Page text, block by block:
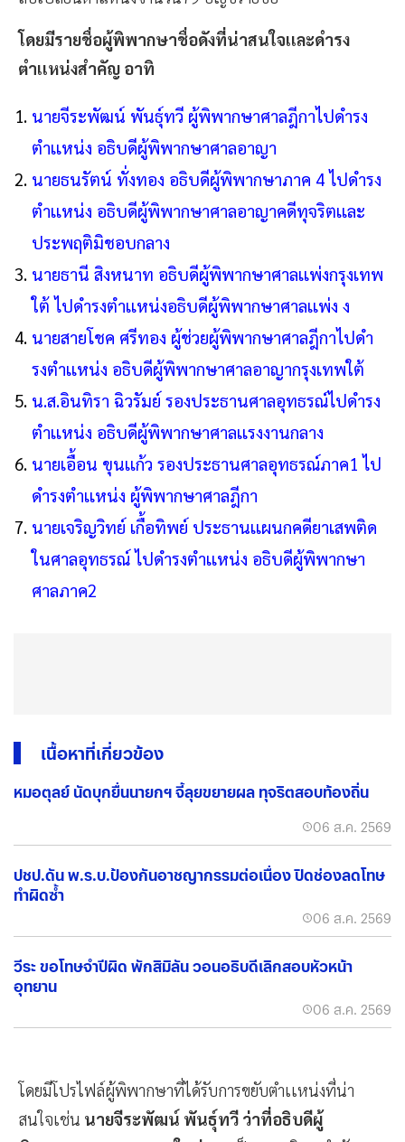
โดยมีรายชื่อผู้พิพากษาชื่อดังที่น่าสนใจเเละดำรง
ตำเเหน่งสำคัญ อาทิ
นายจีระพัฒน์ พันธุ์ทวี ผู้พิพากษาศาลฎีกาไปดำรง
ตำเเหน่ง อธิบดีผู้พิพากษาศาลอาญา
นายธนรัตน์ ทั่งทอง อธิบดีผู้พิพากษาภาค 4 ไปดำรง
ตำเเหน่ง อธิบดีผู้พิพากษาศาลอาญาคดีทุจริตเเละ
ประพฤติมิชอบกลาง
นายธานี สิงหนาท อธิบดีผู้พิพากษาศาลเเพ่งกรุงเทพ
ใต้ ไปดำรงตำเเหน่งอธิบดีผู้พิพากษาศาลเเพ่ง ง
นายสายโชค ศรีทอง ผู้ช่วยผู้พิพากษาศาลฎีกาไปดำ
รงตำเเหน่ง อธิบดีผู้พิพากษาศาลอาญากรุงเทพใต้
น.ส.อินทิรา ฉิวรัมย์ รองประธานศาลอุทธรณ์ไปดำรง
ตำเเหน่ง อธิบดีผู้พิพากษาศาลเเรงงานกลาง
นายเอื้อน ขุนเเก้ว รองประธานศาลอุทธรณ์ภาค1 ไป
ดำรงตำเเหน่ง ผู้พิพากษาศาลฎีกา
นายเจริญวิทย์ เกื้อทิพย์ ประธานเเผนกคดียาเสพติด
ในศาลอุทธรณ์ ไปดำรงตำเเหน่ง อธิบดีผู้พิพากษา
ศาลภาค2
เนื้อหาที่เกี่ยวข้อง
หมอตุลย์ นัดบุกยื่นนายกฯ จี้ลุยขยายผล ทุจริตสอบท้องถิ่น
06 ส.ค. 2569
ปชป.ดัน พ.ร.บ.ป้องกันอาชญากรรมต่อเนื่อง ปิดช่องลดโทษ
ทำผิดซ้ำ
06 ส.ค. 2569
วีระ ขอโทษจำปีผิด พักสิมิลัน วอนอธิบดีเลิกสอบหัวหน้า
อุทยาน
06 ส.ค. 2569
โดยมีโปรไฟล์ผู้พิพากษาที่ได้รับการขยับตำเเหน่งที่น่า
สนใจเช่น นายจีระพัฒน์ พันธุ์ทวี ว่าที่อธิบดีผู้